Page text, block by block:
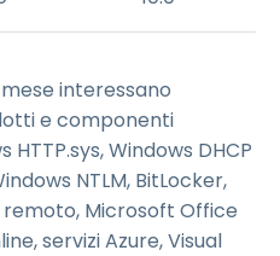
interessano
e componenti
Windows DHCP
NTLM, BitLocker,
Microsoft Office
servizi Azure, Visual